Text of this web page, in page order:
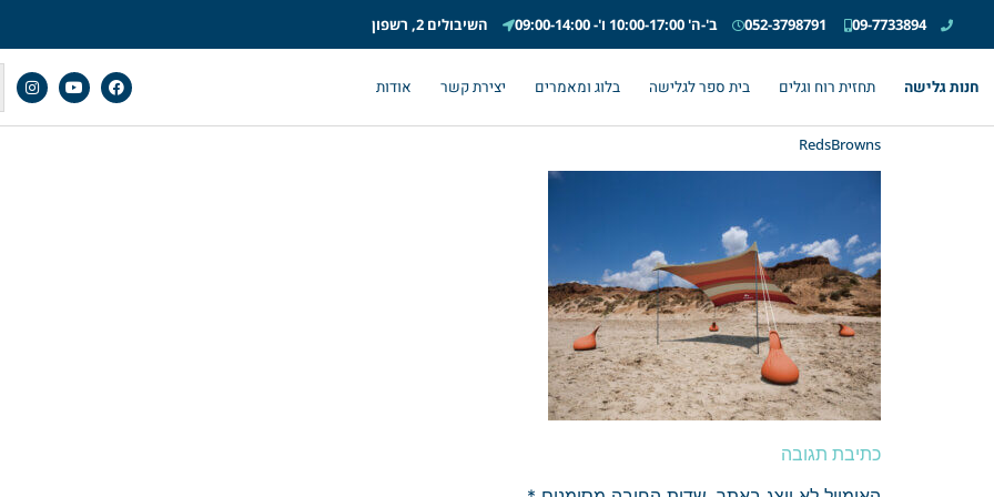
09-7733894
052-3798791 ב'-ה' 10:00-17:00 ו'- 09:00-14:00 השיבולים 2, רשפון
חנות גלישה תחזית רוח וגלים בית ספר לגלישה בלוג ומאמרים יצירת קשר אודות
RedsBrowns
כתיבת תגובה